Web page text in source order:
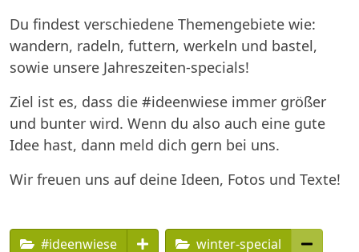
Du findest verschiedene Themengebiete wie:
wandern, radeln, futtern, werkeln und bastel,
sowie unsere Jahreszeiten-specials!
Ziel ist es, dass die #ideenwiese immer größer
und bunter wird. Wenn du also auch eine gute
Idee hast, dann meld dich gern bei uns.
Wir freuen uns auf deine Ideen, Fotos und Texte!
#ideenwiese winter-special